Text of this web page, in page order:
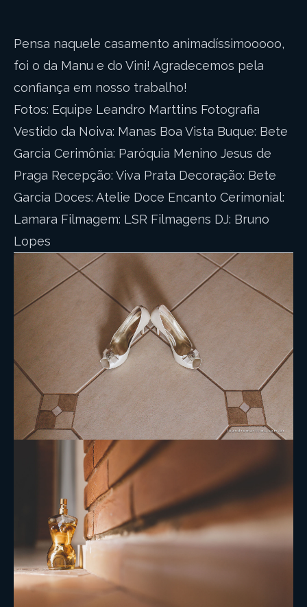
Pensa naquele casamento animadíssimooooo,
foi o da Manu e do Vini! Agradecemos pela
confiança em nosso trabalho!
Fotos: Equipe Leandro Marttins Fotografia
Vestido da Noiva: Manas Boa Vista Buque: Bete
Garcia Cerimônia: Paróquia Menino Jesus de
Praga Recepção: Viva Prata Decoração: Bete
Garcia Doces: Atelie Doce Encanto Cerimonial:
Lamara Filmagem: LSR Filmagens DJ: Bruno
Lopes